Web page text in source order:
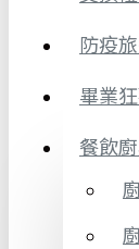
防疫
畢業
餐飲